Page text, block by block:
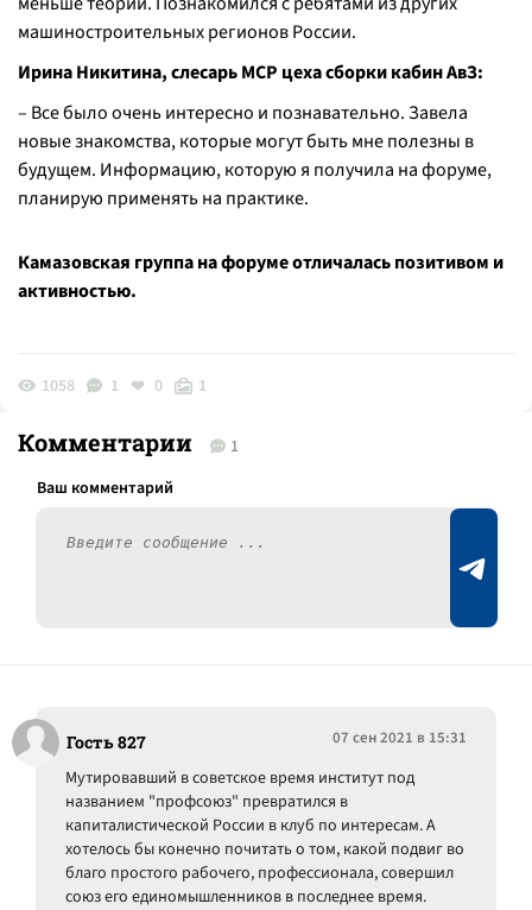
машиностроительных регионов России.
Ирина Никитина, слесарь МСР цеха сборки кабин АвЗ:
– Все было очень интересно и познавательно. Завела
новые знакомства, которые могут быть мне полезны в
будущем. Информацию, которую я получила на форуме,
планирую применять на практике.
Камазовская группа на форуме отличалась позитивом и
активностью.
1058 1 0 1
Комментарии 1
Гость 827 07 сен 2021 в 15:31
Мутировавший в советское время институт под
названием "профсоюз" превратился в
капиталистической России в клуб по интересам. А
хотелось бы конечно почитать о том, какой подвиг во
благо простого рабочего, профессионала, совершил
союз его единомышленников в последнее время.